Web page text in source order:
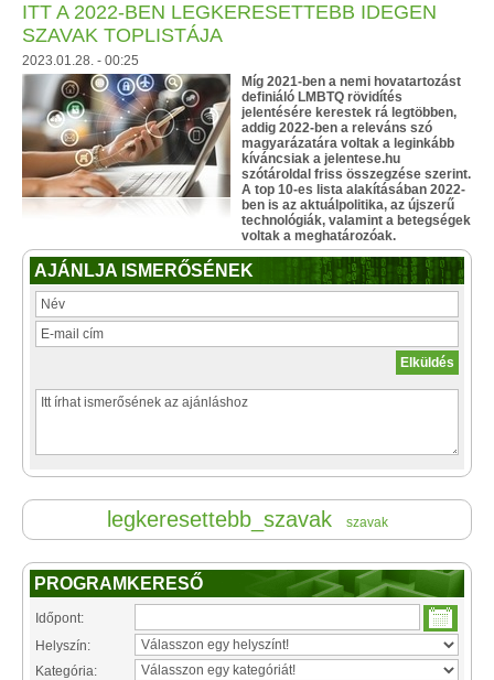
ITT A 2022-BEN LEGKERESETTEBB IDEGEN
SZAVAK TOPLISTÁJA
2023.01.28. - 00:25
Míg 2021-ben a nemi hovatartozást
definiáló LMBTQ rövidítés
jelentésére kerestek rá legtöbben,
addig 2022-ben a releváns szó
magyarázatára voltak a leginkább
kíváncsiak a jelentese.hu
szótároldal friss összegzése szerint.
A top 10-es lista alakításában 2022-
ben is az aktuálpolitika, az újszerű
technológiák, valamint a betegségek
voltak a meghatározóak.
AJÁNLJA ISMERŐSÉNEK
legkeresettebb_szavak szavak
PROGRAMKERESŐ
Időpont:
Helyszín:
Kategória: